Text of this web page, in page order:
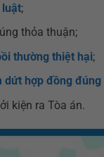
luật;
thỏa thuận;
thường thiệt hại;
dứt hợp đồng đúng
kiện ra Tòa án.